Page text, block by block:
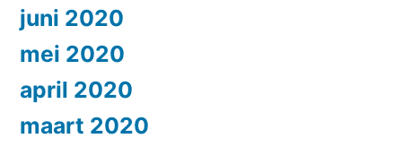
juni 2020
mei 2020
april 2020
maart 2020